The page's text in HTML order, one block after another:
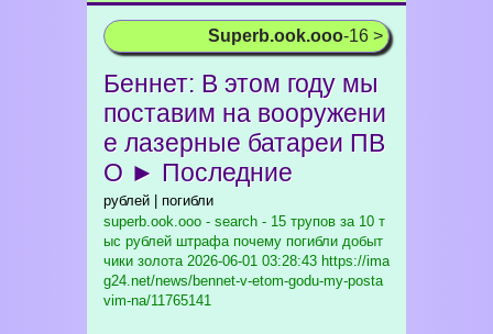
Superb.ook.ooo-16 >
Беннет: В этом году мы
поставим на вооружени
е лазерные батареи ПВ
О ► Последние
рублей | погибли
superb.ook.ooo - search - 15 трупов за 10 т
ыс рублей штрафа почему погибли добыт
чики золота2026-06-01 03:28:43 https://ima
g24.net/news/bennet-v-etom-godu-my-posta
vim-na/11765141